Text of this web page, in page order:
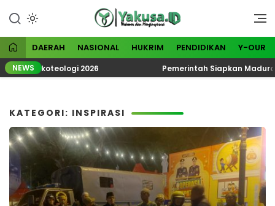
konten
Yakusa
Visioner dan Menginspirasi
DAERAH NASIONAL HUKRIM PENDIDIKAN Y-OUR
NEWS
Ekoteologi 2026 Pemerintah Siapkan Madura
KATEGORI: INSPIRASI